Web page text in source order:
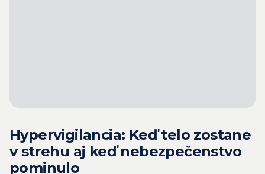
Hypervigilancia: Keď telo zostane
v strehu aj keď nebezpečenstvo
pominulo